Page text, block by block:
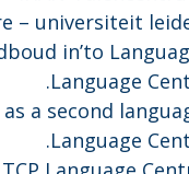
in’to
Language
Language